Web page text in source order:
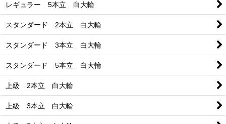
レギュラー 5本立 白大輪
スタンダード 2本立 白大輪
スタンダード 3本立 白大輪
スタンダード 5本立 白大輪
上級 2本立 白大輪
上級 3本立 白大輪